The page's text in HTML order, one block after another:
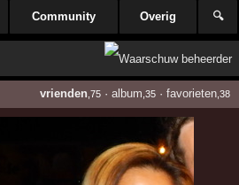
Community Overig 🔍
vrienden ,75· album ,35· favorieten,38